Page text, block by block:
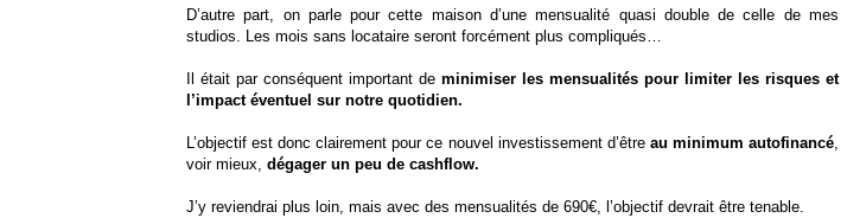
D’autre part, on parle pour cette maison d’une mensualité quasi double de celle de mes
studios. Les mois sans locataire seront forcément plus compliqués…
Il était par conséquent important de minimiser les mensualités pour limiter les risques et
l’impact éventuel sur notre quotidien.
L’objectif est donc clairement pour ce nouvel investissement d’être au minimum autofinancé,
voir mieux, dégager un peu de cashflow.
J’y reviendrai plus loin, mais avec des mensualités de 690€, l’objectif devrait être tenable.